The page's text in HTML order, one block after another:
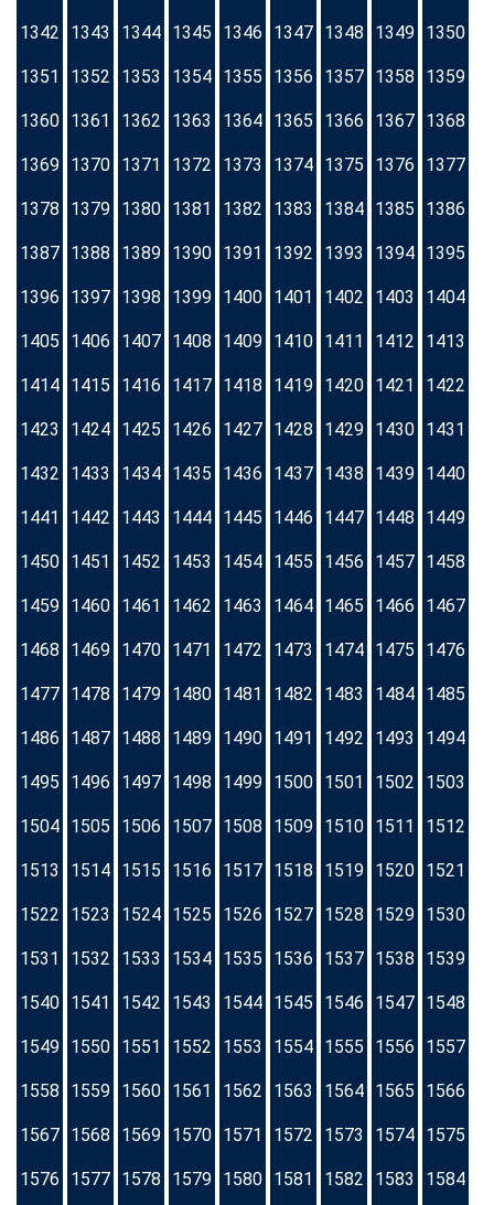
1342 1343 1344 1345 1346 1347 1348 1349 1350
1351 1352 1353 1354 1355 1356 1357 1358 1359
1360 1361 1362 1363 1364 1365 1366 1367 1368
1369 1370 1371 1372 1373 1374 1375 1376 1377
1378 1379 1380 1381 1382 1383 1384 1385 1386
1387 1388 1389 1390 1391 1392 1393 1394 1395
1396 1397 1398 1399 1400 1401 1402 1403 1404
1405 1406 1407 1408 1409 1410 1411 1412 1413
1414 1415 1416 1417 1418 1419 1420 1421 1422
1423 1424 1425 1426 1427 1428 1429 1430 1431
1432 1433 1434 1435 1436 1437 1438 1439 1440
1441 1442 1443 1444 1445 1446 1447 1448 1449
1450 1451 1452 1453 1454 1455 1456 1457 1458
1459 1460 1461 1462 1463 1464 1465 1466 1467
1468 1469 1470 1471 1472 1473 1474 1475 1476
1477 1478 1479 1480 1481 1482 1483 1484 1485
1486 1487 1488 1489 1490 1491 1492 1493 1494
1495 1496 1497 1498 1499 1500 1501 1502 1503
1504 1505 1506 1507 1508 1509 1510 1511 1512
1513 1514 1515 1516 1517 1518 1519 1520 1521
1522 1523 1524 1525 1526 1527 1528 1529 1530
1531 1532 1533 1534 1535 1536 1537 1538 1539
1540 1541 1542 1543 1544 1545 1546 1547 1548
1549 1550 1551 1552 1553 1554 1555 1556 1557
1558 1559 1560 1561 1562 1563 1564 1565 1566
1567 1568 1569 1570 1571 1572 1573 1574 1575
1576 1577 1578 1579 1580 1581 1582 1583 1584